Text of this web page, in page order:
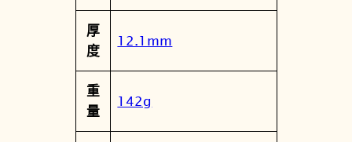
厚
度
12.1mm
重
量
142g